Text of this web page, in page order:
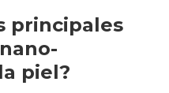
principales
piel?